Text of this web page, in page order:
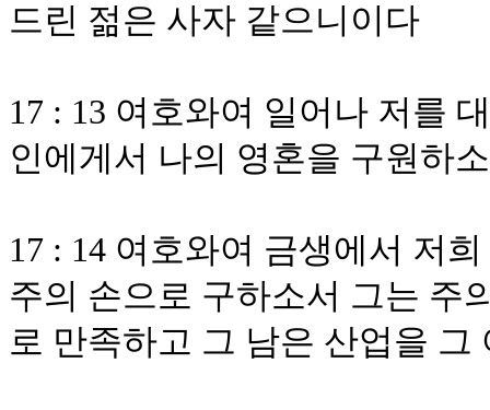
드린 젊은 사자 같으니이다
17 : 13 여호와여 일어나 저를
인에게서 나의 영혼을 구원하
17 : 14 여호와여 금생에서 저
주의 손으로 구하소서 그는 주
로 만족하고 그 남은 산업을